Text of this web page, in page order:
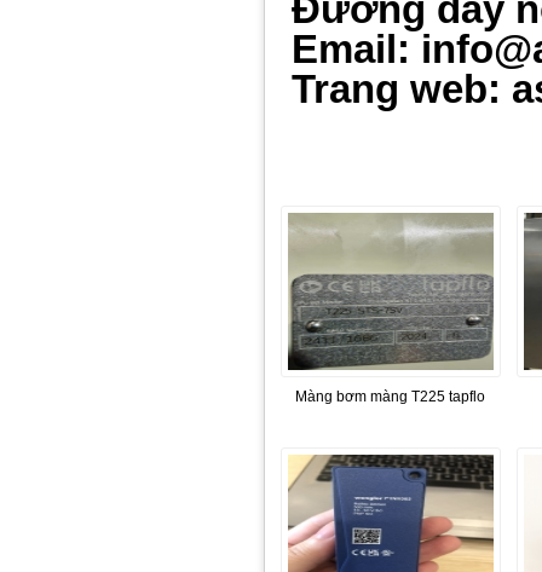
Đường dây
Email:
Trang web:
Màng bơm màng T225 tapflo